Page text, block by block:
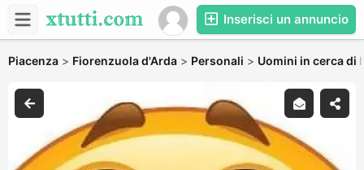
Inserisci un annuncio
Piacenza > Fiorenzuola d'Arda > Personali > Uomini in cerca di